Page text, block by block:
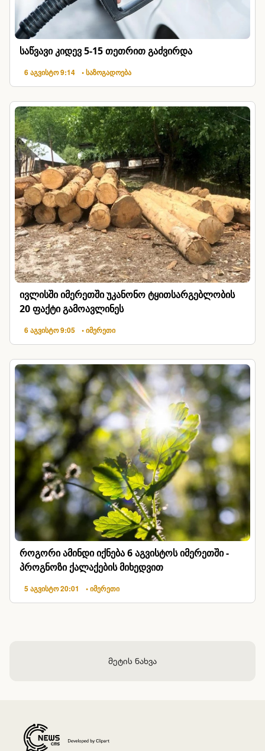
საწვავი კიდევ 5-15 თეთრით გაძვირდა
6 აგვისტო 9:14 • საზოგადოება
ივლისში იმერეთში უკანონო ტყითსარგებლობის
20 ფაქტი გამოავლინეს
6 აგვისტო 9:05 • იმერეთი
როგორი ამინდი იქნება 6 აგვისტოს იმერეთში -
პროგნოზი ქალაქების მიხედვით
5 აგვისტო 20:01 • იმერეთი
მეტის ნახვა